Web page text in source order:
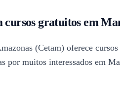
cursos gratuitos em
(Cetam) oferece
por muitos interessados em